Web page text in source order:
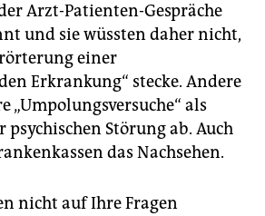
Arzt-Patienten-Gespräche
und sie wüssten daher nicht,
einer
Erkrankung“ stecke. Andere
„Umpolungsversuche“ als
Störung ab. Auch
das Nachsehen.
nicht auf Ihre Fragen